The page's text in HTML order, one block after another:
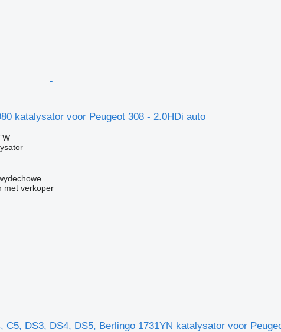
katalysator voor Peugeot 308 - 2.0HDi auto
met verkoper
C5, DS3, DS4, DS5, Berlingo 1731YN katalysator voor